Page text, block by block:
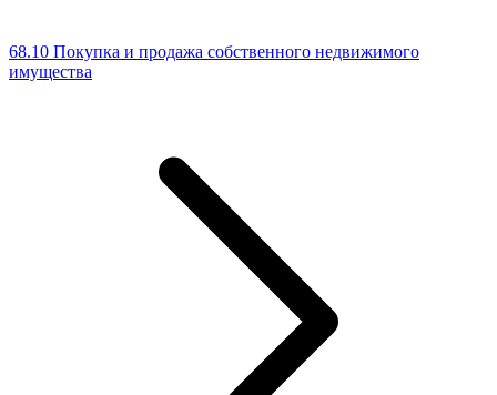
68.10 Покупка и продажа собственного недвижимого
имущества